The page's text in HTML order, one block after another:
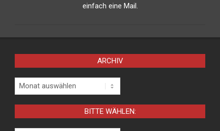
einfach eine Mail.
ARCHIV
Archiv
BITTE WÄHLEN: